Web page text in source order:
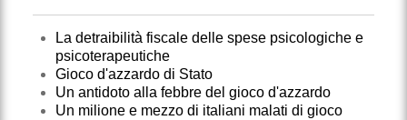
La detraibilità fiscale delle spese psicologiche e
psicoterapeutiche
Gioco d'azzardo di Stato
Un antidoto alla febbre del gioco d'azzardo
Un milione e mezzo di italiani malati di gioco